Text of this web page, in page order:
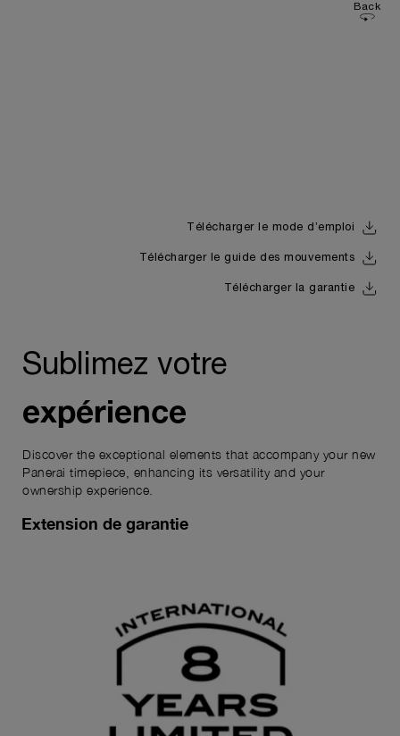
Back
Télécharger le mode d’emploi
Télécharger le guide des mouvements
Télécharger la garantie
Sublimez votre
expérience
Discover the exceptional elements that accompany your new
Panerai timepiece, enhancing its versatility and your
ownership experience.
Extension de garantie